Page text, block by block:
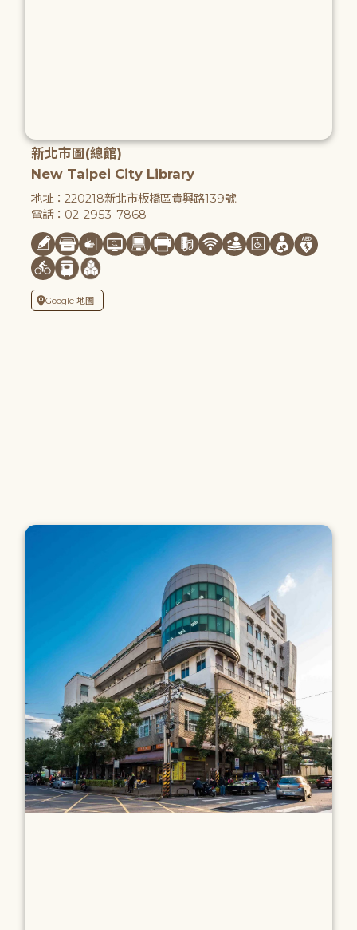
新北市圖(總館)
New Taipei City Library
地址：220218新北市板橋區貴興路139號
電話：02-2953-7868
Google 地圖